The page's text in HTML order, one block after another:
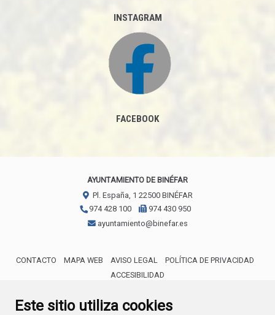
Este sitio utiliza cookies
INSTAGRAM
FACEBOOK
AYUNTAMIENTO DE BINÉFAR
Pl. España, 1 22500 BINÉFAR
974 428 100
974 430 950
ayuntamiento@binefar.es
CONTACTO MAPA WEB AVISO LEGAL
POLÍTICA DE PRIVACIDAD
ACCESIBILIDAD